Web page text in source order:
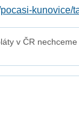
kunovice/
v ČR nechceme